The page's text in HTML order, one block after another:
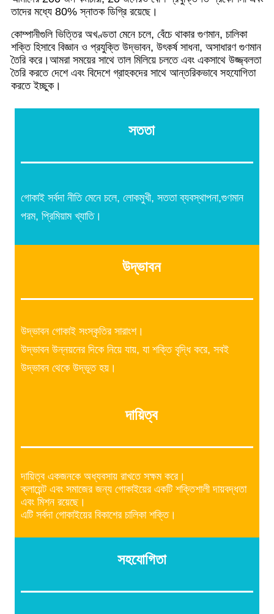
তাদের মধ্যে 80% স্নাতক ডিগ্রি রয়েছে।
কোম্পানীগুলি ভিত্তির অখণ্ডতা মেনে চলে, বেঁচে থাকার গুণমান, চালিকা
শক্তি হিসাবে বিজ্ঞান ও প্রযুক্তি উদ্ভাবন, উৎকর্ষ সাধনা, অসাধারণ গুণমান
তৈরি করে।আমরা সময়ের সাথে তাল মিলিয়ে চলতে এবং একসাথে উজ্জ্বলতা
তৈরি করতে দেশে এবং বিদেশে গ্রাহকদের সাথে আন্তরিকভাবে সহযোগিতা
করতে ইচ্ছুক।
সততা
গোকাই সর্বদা নীতি মেনে চলে, লোকমুখী, সততা ব্যবস্থাপনা,গুণমান
পরম, প্রিমিয়াম খ্যাতি।
উদ্ভাবন
উদ্ভাবন গোকাই সংস্কৃতির সারাংশ।
উদ্ভাবন উন্নয়নের দিকে নিয়ে যায়, যা শক্তি বৃদ্ধি করে, সবই
উদ্ভাবন থেকে উদ্ভূত হয়।
দায়িত্ব
দায়িত্ব একজনকে অধ্যবসায় রাখতে সক্ষম করে।
ক্লায়েন্ট এবং সমাজের জন্য গোকাইয়ের একটি শক্তিশালী দায়বদ্ধতা
এবং মিশন রয়েছে।
এটি সর্বদা গোকাইয়ের বিকাশের চালিকা শক্তি।
সহযোগিতা